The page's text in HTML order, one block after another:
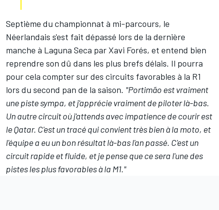
Septième du championnat à mi-parcours, le
Néerlandais s'est fait dépassé lors de la dernière
manche à Laguna Seca parXavi Forés, et entend bien
reprendre son dû dans les plus brefs délais. Il pourra
pour cela compter sur des circuits favorables à la R1
lors du second pan de la saison. "Portimão est vraiment
une piste sympa, et j'apprécie vraiment de piloter là-bas.
Un autre circuit où j'attends avec impatience de courir est
le Qatar. C'est un tracé qui convient très bien à la moto, et
l'équipe a eu un bon résultat là-bas l'an passé. C'est un
circuit rapide et fluide, et je pense que ce sera l'une des
pistes les plus favorables à la M1."